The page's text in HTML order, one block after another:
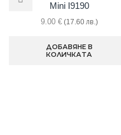
Mini I9190
9.00 €(17.60 лв.)
ДОБАВЯНЕ В
КОЛИЧКАТА